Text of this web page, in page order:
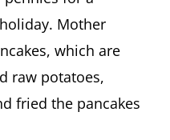
Mother
which are
raw potatoes,
fried the pancakes